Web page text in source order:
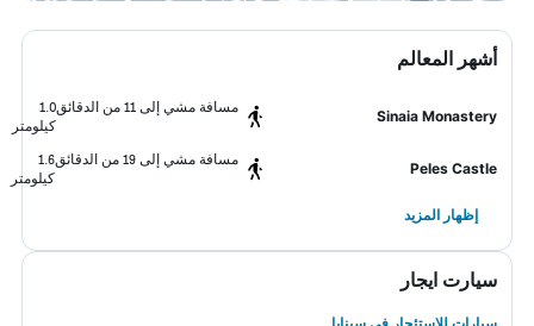
أشهر المعالم
Sinaia Monastery
مسافة مشي إلى 11 من الدقائق
1.0
كيلومتر
Peles Castle
مسافة مشي إلى 19 من الدقائق
1.6
كيلومتر
إظهار المزيد
سيارت ايجار